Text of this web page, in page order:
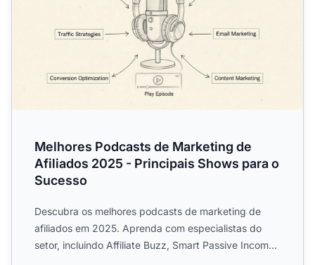
Melhores Podcasts de Marketing de
Afiliados 2025 - Principais Shows para o
Sucesso
Descubra os melhores podcasts de marketing de
afiliados em 2025. Aprenda com especialistas do
setor, incluindo Affiliate Buzz, Smart Passive Income,